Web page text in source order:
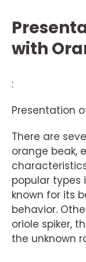
with
:
Presentation
There are
orange beak,
popular types
known for its
behavior.
oriole spiker,
the unknown